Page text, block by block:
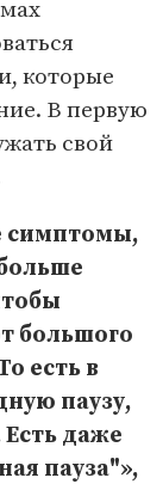
которые
В первую
свой
симптомы,
большого
есть в
паузу,
даже
пауза"»,